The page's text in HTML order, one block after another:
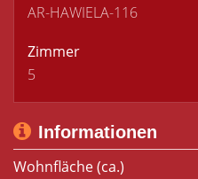
AR-HAWIELA-116
Zimmer
5
Informationen
Wohnfläche (ca.)